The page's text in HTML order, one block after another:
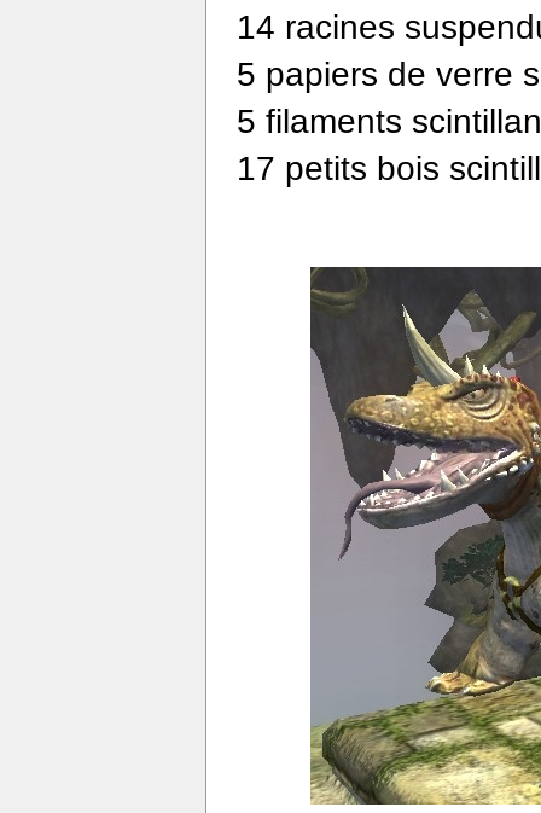
14 racines
5 papiers de verre
5 filaments
17 petits bois